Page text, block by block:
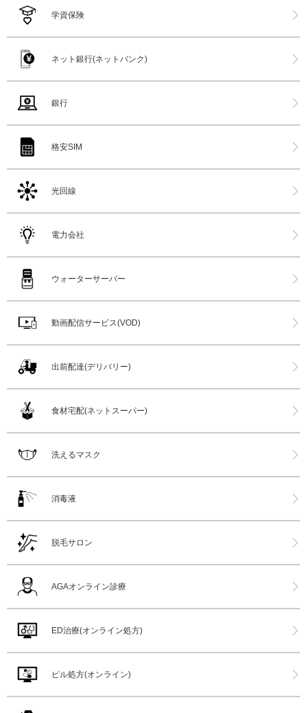
学資保険
ネット銀行(ネットバンク)
銀行
格安SIM
光回線
電力会社
ウォーターサーバー
動画配信サービス(VOD)
出前配達(デリバリー)
食材宅配(ネットスーパー)
洗えるマスク
消毒液
脱毛サロン
AGAオンライン診療
ED治療(オンライン処方)
ピル処方(オンライン)